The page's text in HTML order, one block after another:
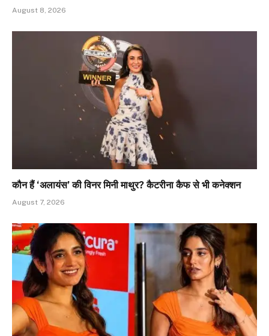
August 8, 2026
कौन हैं ‘अलायंस’ की विनर मिनी माथुर? कैटरीना कैफ से भी कनेक्शन
August 7, 2026